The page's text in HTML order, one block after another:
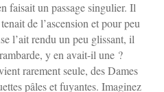
faisait un passage singulier. Il
de l’ascension et pour peu
l’ait rendu un peu glissant, il
y en avait-il une ?
rarement seule, des Dames
pâles et fuyantes. Imaginez